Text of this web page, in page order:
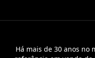
Há mais de 30 anos no